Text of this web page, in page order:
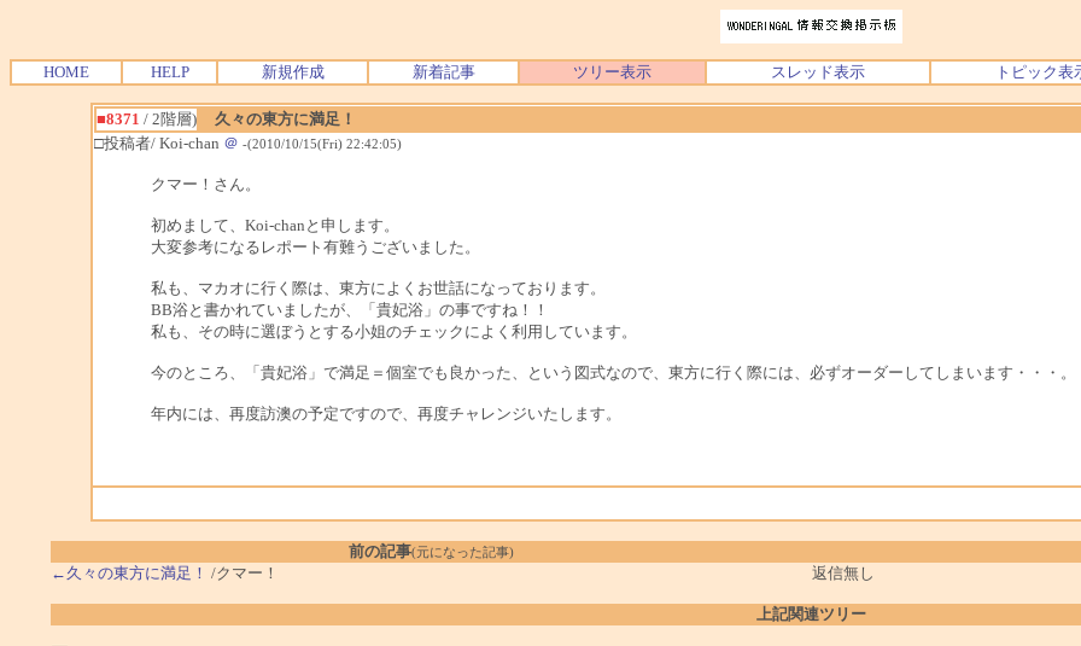
HOME HELP 新規作成 新着記事 ツリー表示 スレッド表示 トピック表
■8371 / 2階層)
久々の東方に満足！
□投稿者/ Koi-chan ＠ -(2010/10/15(Fri) 22:42:05)
クマー！さん。
初めまして、Koi-chanと申します。
大変参考になるレポート有難うございました。
私も、マカオに行く際は、東方によくお世話になっております。
BB浴と書かれていましたが、「貴妃浴」の事ですね！！
私も、その時に選ぼうとする小姐のチェックによく利用しています。
今のところ、「貴妃浴」で満足＝個室でも良かった、という図式なので、東方に行く際には、必ずオーダーしてしまいます・・・。
年内には、再度訪澳の予定ですので、再度チャレンジいたします。
前の記事(元になった記事)
←久々の東方に満足！ /クマー！ 返信無し
上記関連ツリー